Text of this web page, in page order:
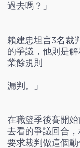
過去嗎？」
賴建忠坦言3名裁
的爭議，他則是解
業餘規則
漏判。」
在職籃季後賽開
去看的爭議回合
要求裁判做這個動